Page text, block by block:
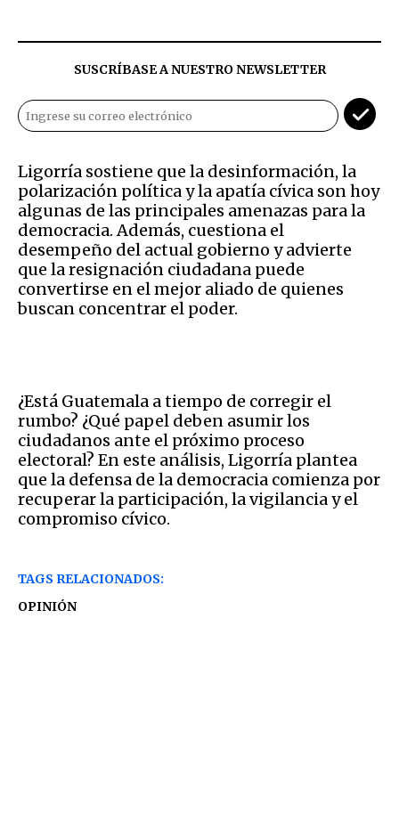
SUSCRÍBASE A NUESTRO NEWSLETTER
Ligorría sostiene que la desinformación, la
polarización política y la apatía cívica son hoy
algunas de las principales amenazas para la
democracia. Además, cuestiona el
desempeño del actual gobierno y advierte
que la resignación ciudadana puede
convertirse en el mejor aliado de quienes
buscan concentrar el poder.
¿Está Guatemala a tiempo de corregir el
rumbo? ¿Qué papel deben asumir los
ciudadanos ante el próximo proceso
electoral? En este análisis, Ligorría plantea
que la defensa de la democracia comienza por
recuperar la participación, la vigilancia y el
compromiso cívico.
TAGS RELACIONADOS:
OPINIÓN